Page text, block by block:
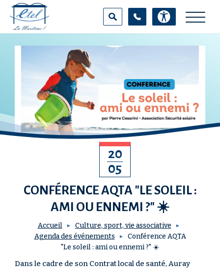
Aller
contenu
principal
20
05
CONFÉRENCE AQTA "LE SOLEIL :
AMI OU ENNEMI ?" ☀️
Accueil
Culture, sport, vie associative
Agenda des événements
Conférence AQTA
"Le soleil : ami ou ennemi ?" ☀️
Dans le cadre de son Contrat local de santé, Auray
RECHERCHER SUR LE SITE
Panneau de gestion des cookies